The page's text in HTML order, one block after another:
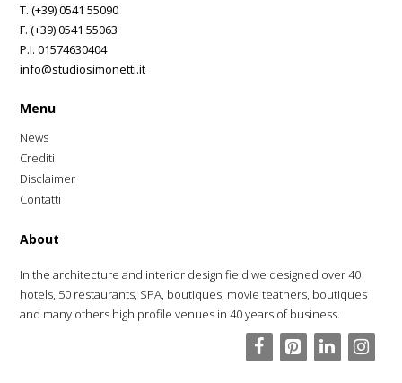
T. (+39) 0541 55090
F. (+39) 0541 55063
P.I. 01574630404
info@studiosimonetti.it
Menu
News
Crediti
Disclaimer
Contatti
About
In the architecture and interior design field we designed over 40
hotels, 50 restaurants, SPA, boutiques, movie teathers, boutiques
and many others high profile venues in 40 years of business.